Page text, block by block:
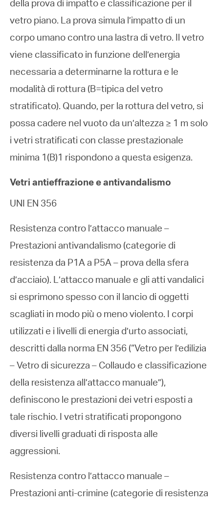
della prova di impatto e classificazione per il
vetro piano. La prova simula l’impatto di un
corpo umano contro una lastra di vetro. Il vetro
viene classificato in funzione dell’energia
necessaria a determinarne la rottura e le
modalità di rottura (B=tipica del vetro
stratificato). Quando, per la rottura del vetro, si
possa cadere nel vuoto da un’altezza ≥ 1 m solo
i vetri stratificati con classe prestazionale
minima 1(B)1 rispondono a questa esigenza.
Vetri antieffrazione e antivandalismo
UNI EN 356
Resistenza contro l’attacco manuale –
Prestazioni antivandalismo (categorie di
resistenza da P1A a P5A – prova della sfera
d’acciaio). L’attacco manuale e gli atti vandalici
si esprimono spesso con il lancio di oggetti
scagliati in modo più o meno violento. I corpi
utilizzati e i livelli di energia d’urto associati,
descritti dalla norma EN 356 (“Vetro per l’edilizia
– Vetro di sicurezza – Collaudo e classificazione
della resistenza all’attacco manuale”),
definiscono le prestazioni dei vetri esposti a
tale rischio. I vetri stratificati propongono
diversi livelli graduati di risposta alle
aggressioni.
Resistenza contro l’attacco manuale –
Prestazioni anti-crimine (categorie di resistenza